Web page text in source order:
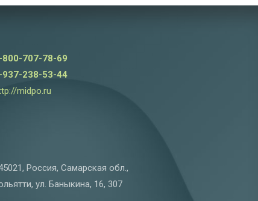
800-707-78-69
937-238-53-44
midpo.ru
Россия, Самарская обл.,
ул. Баныкина, 16, 307